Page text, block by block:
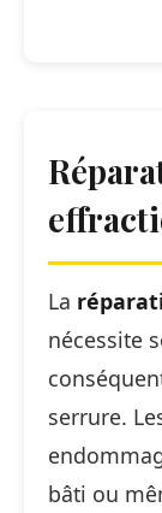
La
nécessite
serrure.
bâti ou